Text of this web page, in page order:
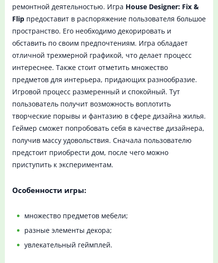
ремонтной деятельностью. Игра House Designer: Fix &
Flip предоставит в распоряжение пользователя большое
пространство. Его необходимо декорировать и
обставить по своим предпочтениям. Игра обладает
отличной трехмерной графикой, что делает процесс
интереснее. Также стоит отметить множество
предметов для интерьера, придающих разнообразие.
Игровой процесс размеренный и спокойный. Тут
пользователь получит возможность воплотить
творческие порывы и фантазию в сфере дизайна жилья.
Геймер сможет попробовать себя в качестве дизайнера,
получив массу удовольствия. Сначала пользователю
предстоит приобрести дом, после чего можно
приступить к экспериментам.
Особенности игры:
множество предметов мебели;
разные элементы декора;
увлекательный геймплей.